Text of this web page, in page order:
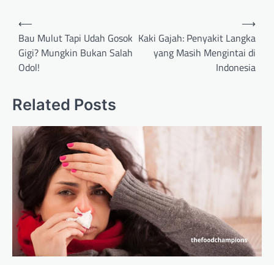
Post
navigation
⟵
Bau Mulut Tapi Udah Gosok
Gigi? Mungkin Bukan Salah
Odol!
Kaki Gajah: Penyakit Langka
yang Masih Mengintai di
Indonesia
⟶
Related Posts